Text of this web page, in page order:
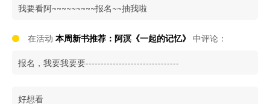
我要看阿~~~~~~~~~报名~~抽我啦
在活动 本周新书推荐：阿溟《一起的记忆》 中评论：
报名，我要我要要-------------------------------
好想看